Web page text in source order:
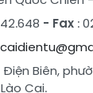
- Fax :
Biên,
Lào Cai.